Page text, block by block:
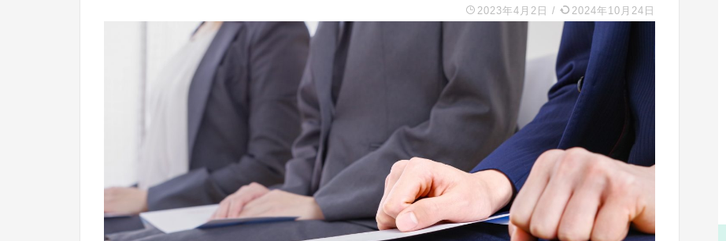
2023年4月2日 / 2024年10月24日